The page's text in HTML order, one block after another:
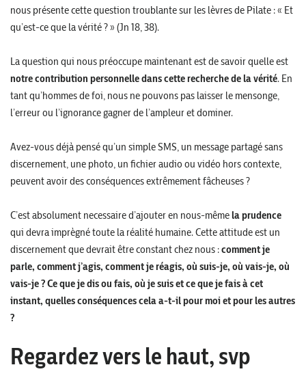
nous présente cette question troublante sur les lèvres de Pilate : « Et
qu’est-ce que la vérité ? » (Jn 18, 38).
La question qui nous préoccupe maintenant est de savoir quelle est
notre contribution personnelle dans cette recherche de la vérité. En
tant qu’hommes de foi, nous ne pouvons pas laisser le mensonge,
l’erreur ou l’ignorance gagner de l’ampleur et dominer.
Avez-vous déjà pensé qu’un simple SMS, un message partagé sans
discernement, une photo, un fichier audio ou vidéo hors contexte,
peuvent avoir des conséquences extrêmement fâcheuses ?
C’est absolument necessaire d’ajouter en nous-mêmela prudence
qui devra imprègné toute la réalité humaine. Cette attitude est un
discernement que devrait être constant chez nous :comment je
parle, comment j’agis, comment je réagis, où suis-je, où vais-je, où
vais-je ? Ce que je dis ou fais, où je suis et ce que je fais à cet
instant, quelles conséquences cela a-t-il pour moi et pour les autres
?
Regardez vers le haut, svp